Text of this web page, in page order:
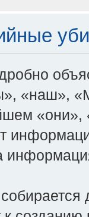
«наш»,
«они»,